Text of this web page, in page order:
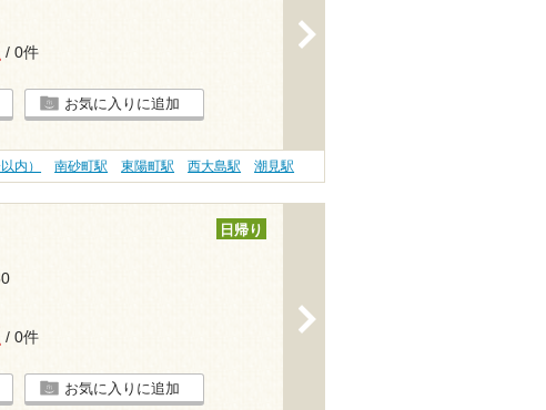
/ 0件
お気に入りに追加
内） 南砂町駅 東陽町駅 西大島駅 潮見駅
日帰り
/ 0件
お気に入りに追加